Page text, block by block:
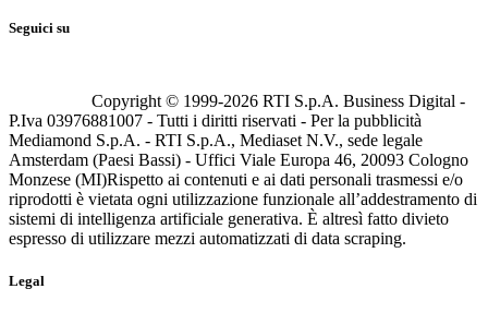
Seguici su
Copyright © 1999-2026 RTI S.p.A. Business Digital -
P.Iva 03976881007 - Tutti i diritti riservati - Per la pubblicità
Mediamond S.p.A. - RTI S.p.A., Mediaset N.V., sede legale
Amsterdam (Paesi Bassi) - Uffici Viale Europa 46, 20093 Cologno
Monzese (MI)Rispetto ai contenuti e ai dati personali trasmessi e/o
riprodotti è vietata ogni utilizzazione funzionale all’addestramento di
sistemi di intelligenza artificiale generativa. È altresì fatto divieto
espresso di utilizzare mezzi automatizzati di data scraping.
Legal